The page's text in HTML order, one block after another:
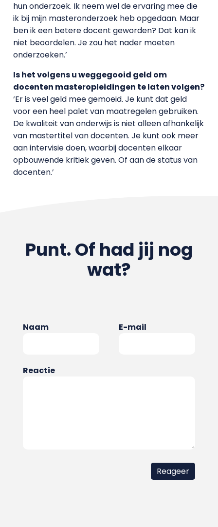
hun onderzoek. Ik neem wel de ervaring mee die
ik bij mijn masteronderzoek heb opgedaan. Maar
ben ik een betere docent geworden? Dat kan ik
niet beoordelen. Je zou het nader moeten
onderzoeken.’
Is het volgens u weggegooid geld om
docenten masteropleidingen te laten volgen?
‘Er is veel geld mee gemoeid. Je kunt dat geld
voor een heel palet van maatregelen gebruiken.
De kwaliteit van onderwijs is niet alleen afhankelijk
van mastertitel van docenten. Je kunt ook meer
aan intervisie doen, waarbij docenten elkaar
opbouwende kritiek geven. Of aan de status van
docenten.’
Punt. Of had jij nog
wat?
Naam E-mail
Reactie